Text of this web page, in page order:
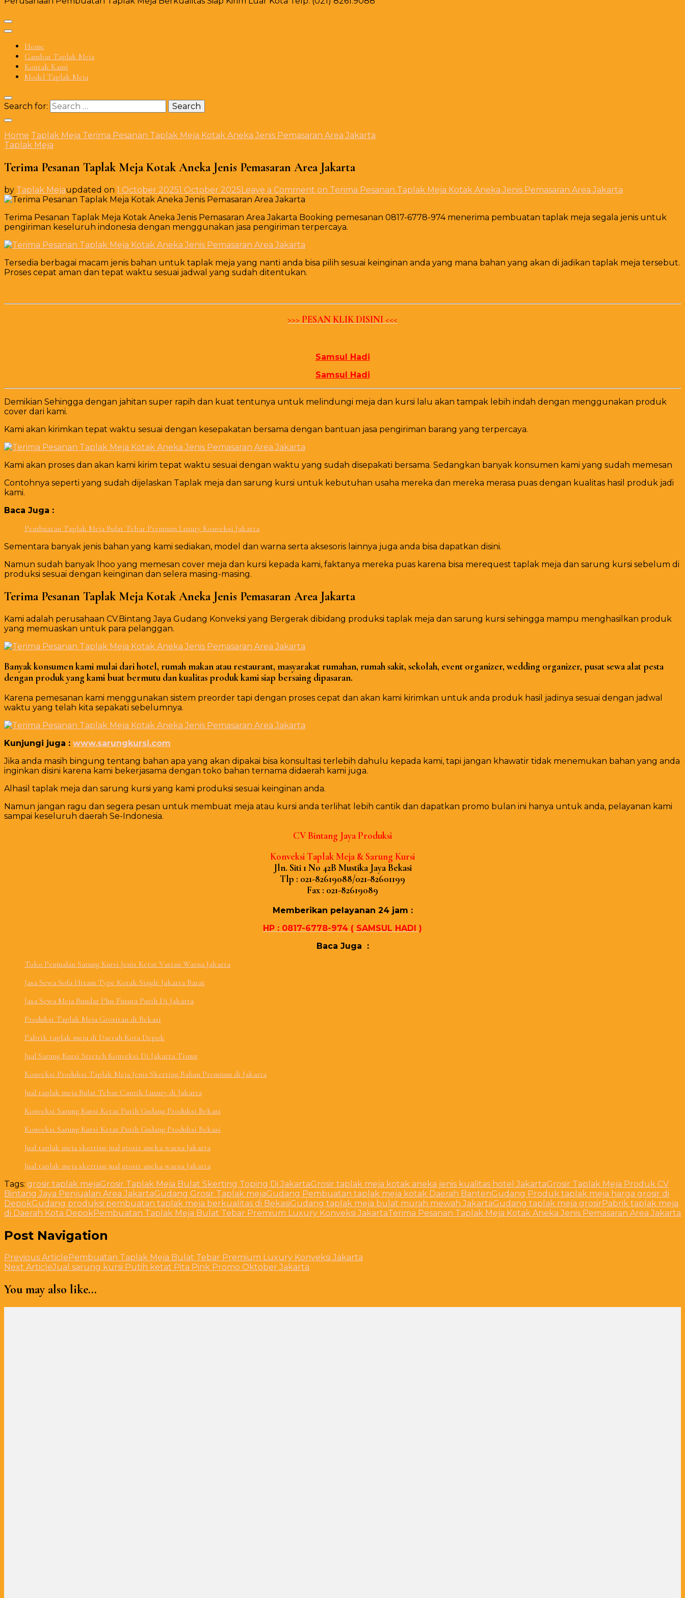
Home
Gambar Taplak Meja
Kontak Kami
Model Taplak Meja
Search for:
Home Taplak Meja Terima Pesanan Taplak Meja Kotak Aneka Jenis Pemasaran Area Jakarta
Taplak Meja
Terima Pesanan Taplak Meja Kotak Aneka Jenis Pemasaran Area Jakarta
by Taplak Mejaupdated on 1 October 20251 October 2025Leave a Comment on Terima Pesanan Taplak Meja Kotak Aneka Jenis Pemasaran Area Jakarta
Terima Pesanan Taplak Meja Kotak Aneka Jenis Pemasaran Area Jakarta Booking pemesanan 0817-6778-974 menerima pembuatan taplak meja segala jenis untuk
pengiriman keseluruh indonesia dengan menggunakan jasa pengiriman terpercaya.
Tersedia berbagai macam jenis bahan untuk taplak meja yang nanti anda bisa pilih sesuai keinginan anda yang mana bahan yang akan di jadikan taplak meja tersebut.
Proses cepat aman dan tepat waktu sesuai jadwal yang sudah ditentukan.
>>> PESAN KLIK DISINI <<<
Samsul Hadi
Samsul Hadi
Demikian Sehingga dengan jahitan super rapih dan kuat tentunya untuk melindungi meja dan kursi lalu akan tampak lebih indah dengan menggunakan produk
cover dari kami.
Kami akan kirimkan tepat waktu sesuai dengan kesepakatan bersama dengan bantuan jasa pengiriman barang yang terpercaya.
Kami akan proses dan akan kami kirim tepat waktu sesuai dengan waktu yang sudah disepakati bersama. Sedangkan banyak konsumen kami yang sudah memesan
Contohnya seperti yang sudah dijelaskan Taplak meja dan sarung kursi untuk kebutuhan usaha mereka dan mereka merasa puas dengan kualitas hasil produk jadi
kami.
Baca Juga :
Pembuatan Taplak Meja Bulat Tebar Premium Luxury Konveksi Jakarta
Sementara banyak jenis bahan yang kami sediakan, model dan warna serta aksesoris lainnya juga anda bisa dapatkan disini.
Namun sudah banyak lhoo yang memesan cover meja dan kursi kepada kami, faktanya mereka puas karena bisa merequest taplak meja dan sarung kursi sebelum di
produksi sesuai dengan keinginan dan selera masing-masing.
Terima Pesanan Taplak Meja Kotak Aneka Jenis Pemasaran Area Jakarta
Kami adalah perusahaan CV.Bintang Jaya Gudang Konveksi yang Bergerak dibidang produksi taplak meja dan sarung kursi sehingga mampu menghasilkan produk
yang memuaskan untuk para pelanggan.
Banyak konsumen kami mulai dari hotel, rumah makan atau restaurant, masyarakat rumahan, rumah sakit, sekolah, event organizer, wedding organizer, pusat sewa alat pesta
dengan produk yang kami buat bermutu dan kualitas produk kami siap bersaing dipasaran.
Karena pemesanan kami menggunakan sistem preorder tapi dengan proses cepat dan akan kami kirimkan untuk anda produk hasil jadinya sesuai dengan jadwal
waktu yang telah kita sepakati sebelumnya.
Kunjungi juga : www.sarungkursi.com
Jika anda masih bingung tentang bahan apa yang akan dipakai bisa konsultasi terlebih dahulu kepada kami, tapi jangan khawatir tidak menemukan bahan yang anda
inginkan disini karena kami bekerjasama dengan toko bahan ternama didaerah kami juga.
Alhasil taplak meja dan sarung kursi yang kami produksi sesuai keinginan anda.
Namun jangan ragu dan segera pesan untuk membuat meja atau kursi anda terlihat lebih cantik dan dapatkan promo bulan ini hanya untuk anda, pelayanan kami
sampai keseluruh daerah Se-Indonesia.
CV Bіntаng Jауа Produksi
Konveksi Tарlаk Mеја & Sarung Kursi
Jln. Sіtі 1 Nо 42B Muѕtіkа Jауа Bеkаѕі
Tlр : 021-82619088/021-82601199
Fаx : 021-82619089
Mеmbеrіkаn реlауаnаn 24 јаm :
HP : 0817-6778-974 ( SAMSUL HADI )
Baca Juga :
Toko Penjualan Sarung Kursi Jenis Ketat Varian Warna Jakarta
Jasa Sewa Sofa Hitam Type Kotak Single Jakarta Barat
Jasa Sewa Meja Bundar Plus Futura Putih Di Jakarta
Produksi Taplak Meja Grosiran di Bekasi
Pabrik taplak meja di Daerah Kota Depok
Jual Sarung Kursi Stretch Konveksi Di Jakarta Timur
Konveksi Produksi Taplak Meja Jenis Skerting Bahan Premium di Jakarta
Jual taplak meja Bulat Tebar Cantik Luxury di Jakarta
Konveksi Sarung Kursi Ketat Putih Gudang Produksi Bekasi
Konveksi Sarung Kursi Ketat Putih Gudang Produksi Bekasi
Jual taplak meja skerting jual grosir aneka warna Jakarta
Jual taplak meja skerting jual grosir aneka warna Jakarta
Tags: grosir taplak mejaGrosir Taplak Meja Bulat Skerting Toping Di JakartaGrosir taplak meja kotak aneka jenis kualitas hotel JakartaGrosir Taplak Meja Produk CV
Bintang Jaya Penjualan Area JakartaGudang Grosir Taplak mejaGudang Pembuatan taplak meja kotak Daerah BantenGudang Produk taplak meja harga grosir di
DepokGudang produksi pembuatan taplak meja berkualitas di BekasiGudang taplak meja bulat murah mewah JakartaGudang taplak meja grosirPabrik taplak meja
di Daerah Kota DepokPembuatan Taplak Meja Bulat Tebar Premium Luxury Konveksi JakartaTerima Pesanan Taplak Meja Kotak Aneka Jenis Pemasaran Area Jakarta
Post Navigation
Previous Article Pembuatan Taplak Meja Bulat Tebar Premium Luxury Konveksi Jakarta
Next ArticleJual sarung kursi Putih ketat Pita Pink Promo Oktober Jakarta
You may also like...